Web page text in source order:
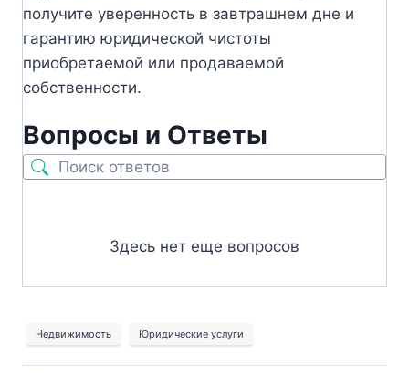
получите уверенность в завтрашнем дне и
гарантию юридической чистоты
приобретаемой или продаваемой
собственности.
Вопросы и Ответы
Здесь нет еще вопросов
Недвижимость Юридические услуги